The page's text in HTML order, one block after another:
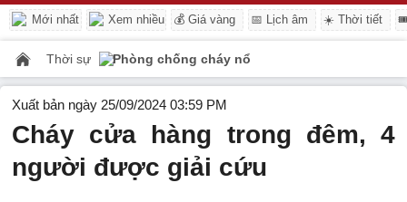
Mới nhất Xem nhiều 💰 Giá vàng 📅 Lịch âm ☀️ Thời tiết
Thời sự Phòng chống cháy nổ
Xuất bản ngày 25/09/2024 03:59 PM
Cháy cửa hàng trong đêm, 4
người được giải cứu